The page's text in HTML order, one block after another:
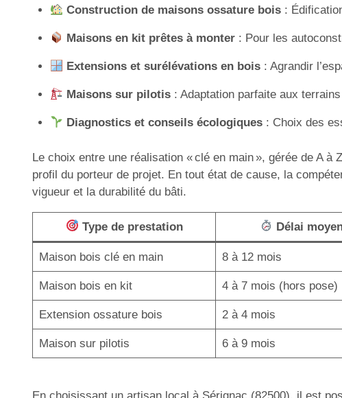
Construction de maisons ossature bois:
Maisons en kit prêtes à monter: Pour les
Extensions et surélévations en bois: Agrandir
Maisons sur pilotis: Adaptation parfaite aux
Diagnostics et conseils écologiques: Choix des
Le choix entre une réalisation « clé en main », gérée de A à
profil du porteur de projet. En tout état de cause, la
vigueur et la durabilité du bâti.
Type de prestation Délai
Maison bois clé en main 8 à 12 mois
Maison bois en kit 4 à 7 mois (hors pose)
Extension ossature bois 2 à 4 mois
Maison sur pilotis 6 à 9 mois